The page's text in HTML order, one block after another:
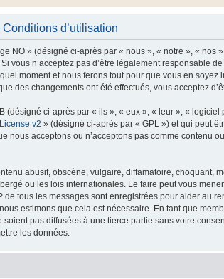
d’utilisation
NO » (désigné ci-après par « nous », « notre », «
vous n’acceptez pas d’être légalement responsable
moment et nous ferons tout pour que vous en
des changements ont été effectués, vous acceptez
(désigné ci-après par « ils », « eux », « leur », «
v2 » (désigné ci-après par « GPL ») et qui peut
nous acceptons ou n’acceptons pas comme
abusif, obscène, vulgaire, diffamatoire, choquant,
ou les lois internationales. Le faire peut vous
tous les messages sont enregistrées pour aider au
estimons que cela est nécessaire. En tant que
pas diffusées à une tierce partie sans votre
les données.